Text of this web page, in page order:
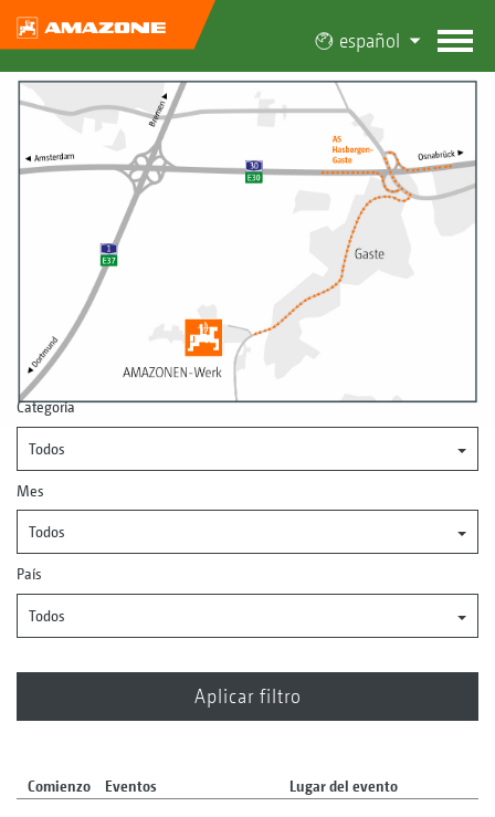
español
Categoría
Todos
Mes
Todos
País
Todos
Comienzo Eventos Lugar del evento